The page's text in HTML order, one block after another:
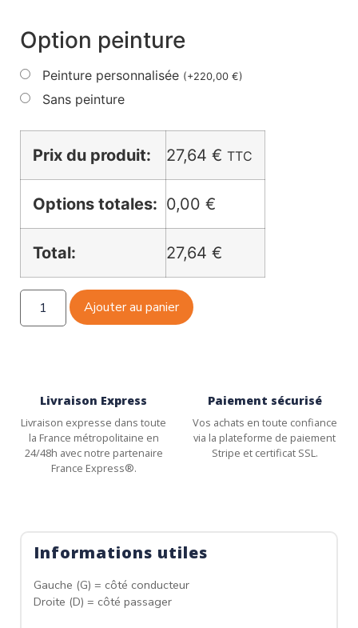
Option peinture
Peinture personnalisée (+220,00 €)
Sans peinture
Prix du produit: 27,64 € TTC
Options totales: 0,00 €
Total: 27,64 €
Ajouter au panier
Livraison Express
Livraison expresse dans toute
la France métropolitaine en
24/48h avec notre partenaire
France Express®.
Paiement sécurisé
Vos achats en toute confiance
via la plateforme de paiement
Stripe et certificat SSL.
Informations utiles
Gauche (G) = côté conducteur
Droite (D) = côté passager